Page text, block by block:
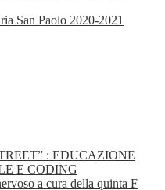
San Paolo 2020-2021
: EDUCAZIONE
E CODING
a cura della quinta F